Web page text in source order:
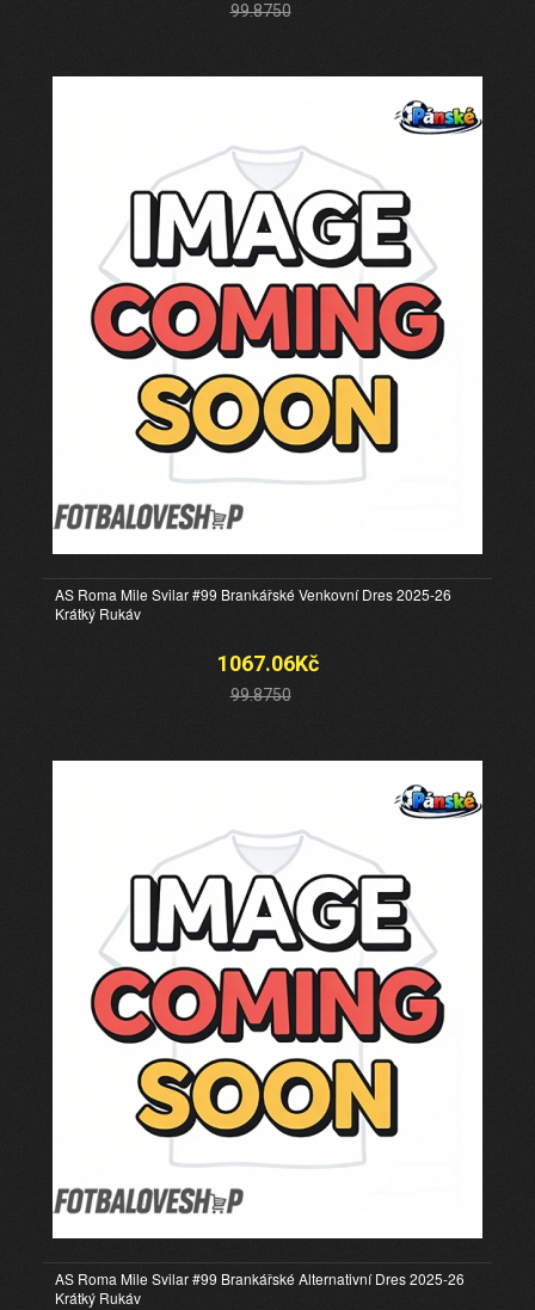
99.8750
AS Roma Mile Svilar #99 Brankářské Venkovní Dres 2025-26
Krátký Rukáv
1067.06Kč
99.8750
AS Roma Mile Svilar #99 Brankářské Alternativní Dres 2025-26
Krátký Rukáv